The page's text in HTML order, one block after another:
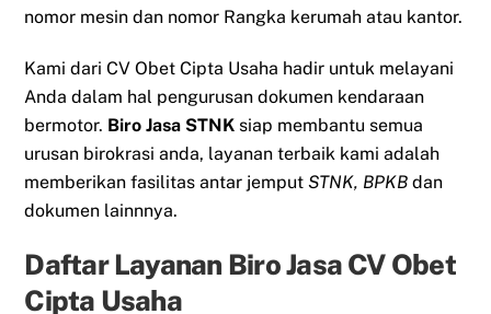
nomor mesin dan nomor Rangka kerumah atau kantor.
Kami dari CV Obet Cipta Usaha hadir untuk melayani
Anda dalam hal pengurusan dokumen kendaraan
bermotor. Biro Jasa STNK siap membantu semua
urusan birokrasi anda, layanan terbaik kami adalah
memberikan fasilitas antar jemputSTNK, BPKB dan
dokumen lainnnya.
Daftar Layanan Biro Jasa CV Obet
Cipta Usaha